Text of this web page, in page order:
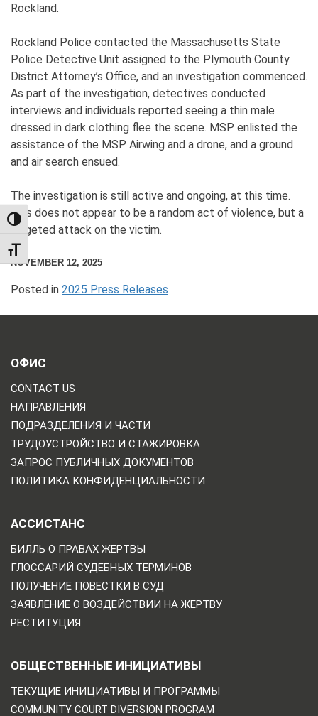
TOGGLE HIGH CONTRAST
TOGGLE FONT SIZE
Rockland.
Rockland Police contacted the Massachusetts State
Police Detective Unit assigned to the Plymouth County
District Attorney’s Office, and an investigation commenced.
As part of the investigation, detectives conducted
interviews and individuals reported seeing a thin male
dressed in dark clothing flee the scene. MSP enlisted the
assistance of the MSP Airwing and a drone, and a ground
and air search ensued.
The investigation is still active and ongoing, at this time.
This does not appear to be a random act of violence, but a
targeted attack on the victim.
NOVEMBER 12, 2025
Posted in 2025 Press Releases
ОФИС
CONTACT US
НАПРАВЛЕНИЯ
ПОДРАЗДЕЛЕНИЯ И ЧАСТИ
ТРУДОУСТРОЙСТВО И СТАЖИРОВКА
ЗАПРОС ПУБЛИЧНЫХ ДОКУМЕНТОВ
ПОЛИТИКА КОНФИДЕНЦИАЛЬНОСТИ
АССИСТАНС
БИЛЛЬ О ПРАВАХ ЖЕРТВЫ
ГЛОССАРИЙ СУДЕБНЫХ ТЕРМИНОВ
ПОЛУЧЕНИЕ ПОВЕСТКИ В СУД
ЗАЯВЛЕНИЕ О ВОЗДЕЙСТВИИ НА ЖЕРТВУ
РЕСТИТУЦИЯ
ОБЩЕСТВЕННЫЕ ИНИЦИАТИВЫ
ТЕКУЩИЕ ИНИЦИАТИВЫ И ПРОГРАММЫ
COMMUNITY COURT DIVERSION PROGRAM